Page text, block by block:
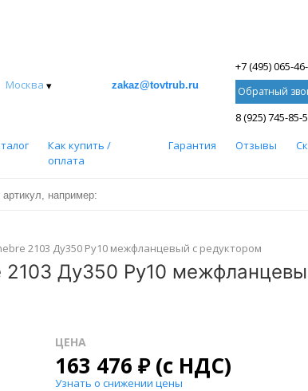
Москва ▾ zakaz@tovtrub.ru
+7 (495) 065-
Обратный
8 (925) 745-85-
Как купить /
оплата
Гарантия Отзывы
2103 Ду350 Ру10 межфланцевый с редуктором
Ду350 Ру10
ЦЕНА
163 476₽(с НДС)
Узнать о снижении цены